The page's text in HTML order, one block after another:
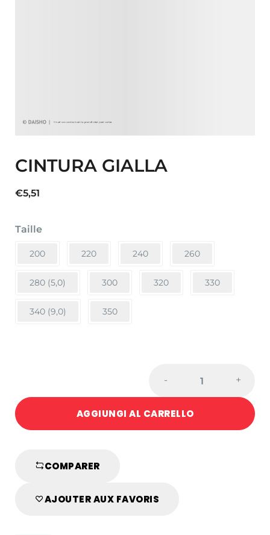
CINTURA GIALLA
€5,51
Taille
200 220 240 260
280 (5,0) 300 320 330
340 (9,0) 350
- +
AGGIUNGI AL CARRELLO
COMPARER
AJOUTER AUX FAVORIS